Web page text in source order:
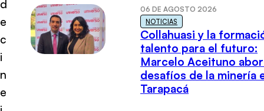
d
e
c
i
n
e
06 DE AGOSTO 2026
NOTICIAS
Collahuasi y la
talento para el futuro:
Marcelo Aceituno
desafíos de la minería
Tarapacá